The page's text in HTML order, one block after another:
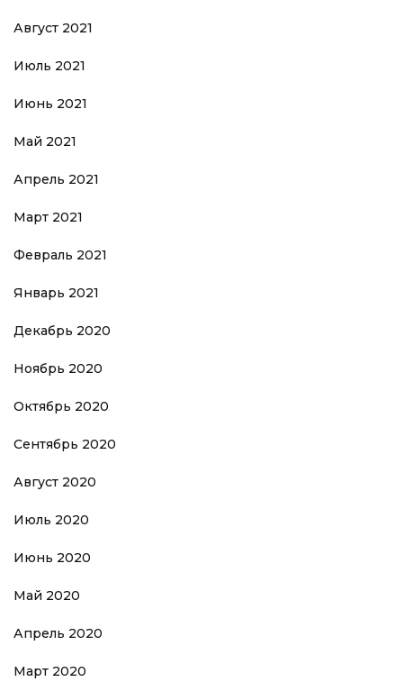
Август 2021
Июль 2021
Июнь 2021
Май 2021
Апрель 2021
Март 2021
Февраль 2021
Январь 2021
Декабрь 2020
Ноябрь 2020
Октябрь 2020
Сентябрь 2020
Август 2020
Июль 2020
Июнь 2020
Май 2020
Апрель 2020
Март 2020